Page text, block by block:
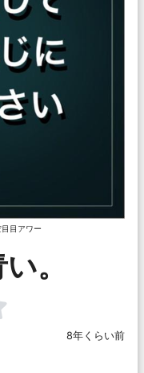
目目アワー
。
8年くらい前